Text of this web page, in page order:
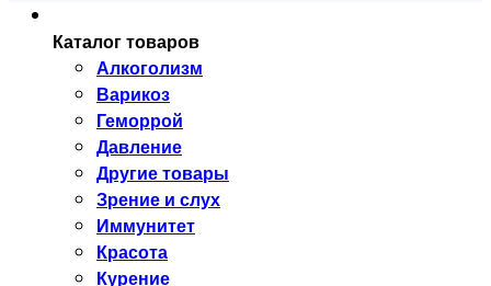
Каталог товаров
Алкоголизм
Варикоз
Геморрой
Давление
Другие товары
Зрение и слух
Иммунитет
Красота
Курение